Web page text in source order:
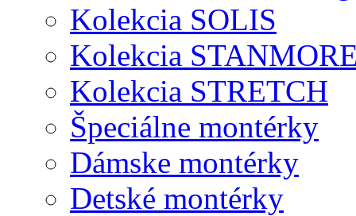
Kolekcia SOLIS
Kolekcia
Kolekcia STRETCH
Špeciálne montérky
Dámske montérky
Detské montérky